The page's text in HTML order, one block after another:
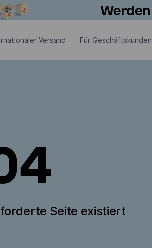
Versand Für Geschäftskunden
Seite existiert